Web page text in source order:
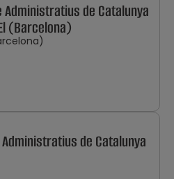
Administratius de Catalunya
(Barcelona)
de Catalunya